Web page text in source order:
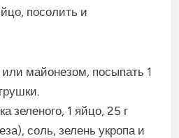
посолить и
майонезом, посыпать 1
зеленого, 1 яйцо, 25 г
соль, зелень укропа и